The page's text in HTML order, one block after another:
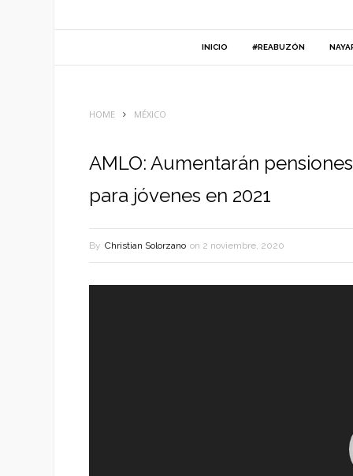
INICIO #REABUZÓN
HOME MÉXICO
AMLO: Aumentarán
para jóvenes en 2021
By Christian Solorzano on 2 noviembre, 2020